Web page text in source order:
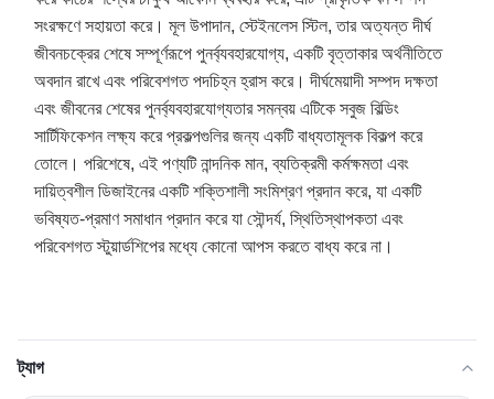
সংরক্ষণে সহায়তা করে। মূল উপাদান, স্টেইনলেস স্টিল, তার অত্যন্ত দীর্ঘ
জীবনচক্রের শেষে সম্পূর্ণরূপে পুনর্ব্যবহারযোগ্য, একটি বৃত্তাকার অর্থনীতিতে
অবদান রাখে এবং পরিবেশগত পদচিহ্ন হ্রাস করে। দীর্ঘমেয়াদী সম্পদ দক্ষতা
এবং জীবনের শেষের পুনর্ব্যবহারযোগ্যতার সমন্বয় এটিকে সবুজ বিল্ডিং
সার্টিফিকেশন লক্ষ্য করে প্রকল্পগুলির জন্য একটি বাধ্যতামূলক বিকল্প করে
তোলে। পরিশেষে, এই পণ্যটি নান্দনিক মান, ব্যতিক্রমী কর্মক্ষমতা এবং
দায়িত্বশীল ডিজাইনের একটি শক্তিশালী সংমিশ্রণ প্রদান করে, যা একটি
ভবিষ্যত-প্রমাণ সমাধান প্রদান করে যা সৌন্দর্য, স্থিতিস্থাপকতা এবং
পরিবেশগত স্টুয়ার্ডশিপের মধ্যে কোনো আপস করতে বাধ্য করে না।
ট্যাগ